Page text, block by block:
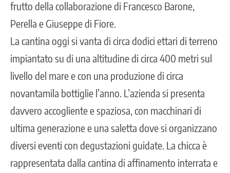
frutto della collaborazione di Francesco Barone,
Perella e Giuseppe di Fiore.
La cantina oggi si vanta di circa dodici ettari di terreno
impiantato su di una altitudine di circa 400 metri sul
livello del mare e con una produzione di circa
novantamila bottiglie l’anno. L’azienda si presenta
davvero accogliente e spaziosa, con macchinari di
ultima generazione e una saletta dove si organizzano
diversi eventi con degustazioni guidate. La chicca è
rappresentata dalla cantina di affinamento interrata e